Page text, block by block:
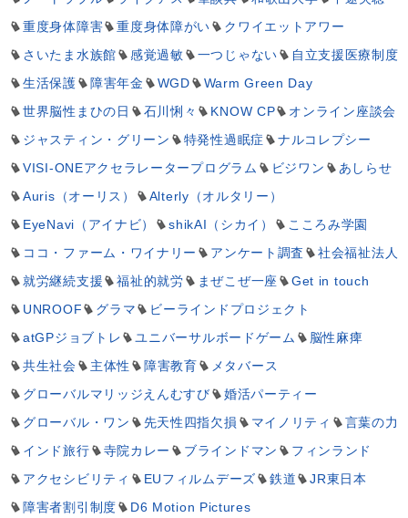
重度身体障害
重度身体障がい
クワイエットアワー
さいたま水族館
感覚過敏 一つじゃない
自立支援医療制度
生活保護
障害年金 WGD
Warm Green Day
世界脳性まひの日
石川悧々 KNOW CP
オンライン座談会
ジャスティン・グリーン
特発性過眠症
ナルコレプシー
VISI-ONEアクセラレータープログラム
ビジワン
あしらせ
Auris（オーリス）
Alterly（オルタリー）
EyeNavi（アイナビ）
shikAI（シカイ）
こころみ学園
ココ・ファーム・ワイナリー
アンケート調査
社会福祉法人
就労継続支援
福祉的就労 まぜこぜ一座
Get in touch
UNROOF
グラマ
ビーラインドプロジェクト
atGPジョブトレ
ユニバーサルボードゲーム
脳性麻痺
共生社会
主体性 障害教育
メタバース
グローバルマリッジえんむすび
婚活パーティー
グローバル・ワン
先天性四指欠損 マイノリティ
言葉の力
インド旅行
寺院カレー ブラインドマン
フィンランド
アクセシビリティ
EUフィルムデーズ 鉄道
JR東日本
障害者割引制度
D6 Motion Pictures